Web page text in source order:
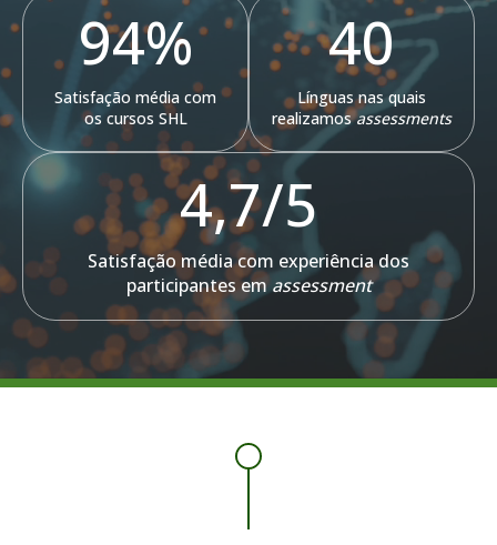
94%
Satisfação média com
os cursos SHL
40
Línguas nas quais
realizamosassessments
4,7/5
Satisfação média com experiência dos
participantes emassessment